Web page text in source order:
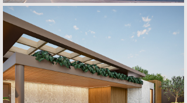
CASA M | R